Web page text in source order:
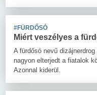
#FÜRDŐSÓ
Miért veszélyes a
A fürdősó nevű
nagyon elterjedt a fiatalok
Azonnal kiderül.